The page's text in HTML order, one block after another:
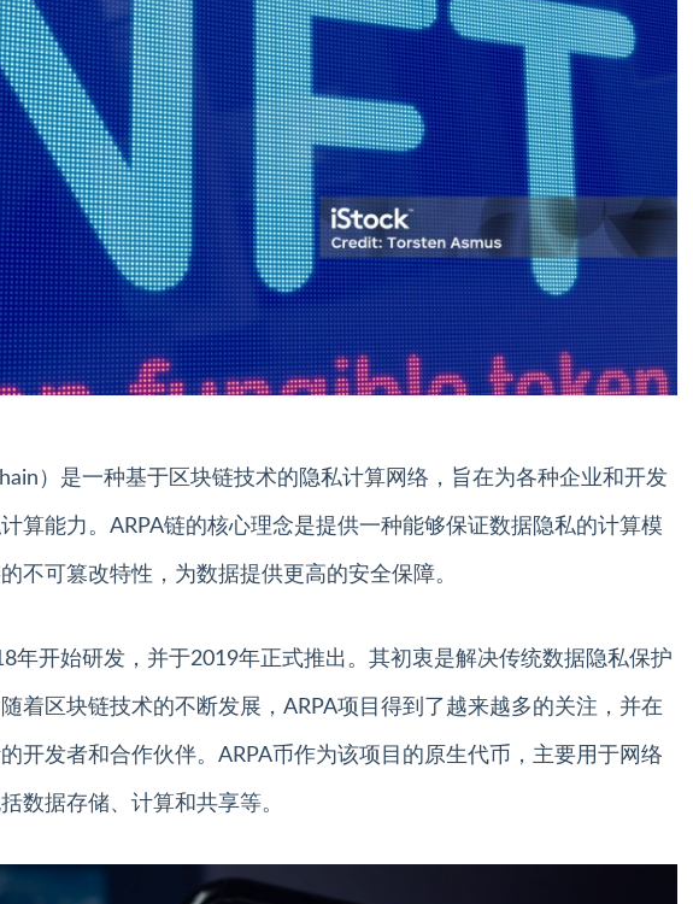
）是一种基于区块链技术的隐私计算网络，旨在为各种企业和开发
算能力。ARPA链的核心理念是提供一种能够保证数据隐私的计算模
不可篡改特性，为数据提供更高的安全保障。
年开始研发，并于2019年正式推出。其初衷是解决传统数据隐私保护
着区块链技术的不断发展，ARPA项目得到了越来越多的关注，并在
开发者和合作伙伴。ARPA币作为该项目的原生代币，主要用于网络
数据存储、计算和共享等。